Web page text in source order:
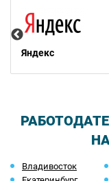
Яндекс
Владивосток